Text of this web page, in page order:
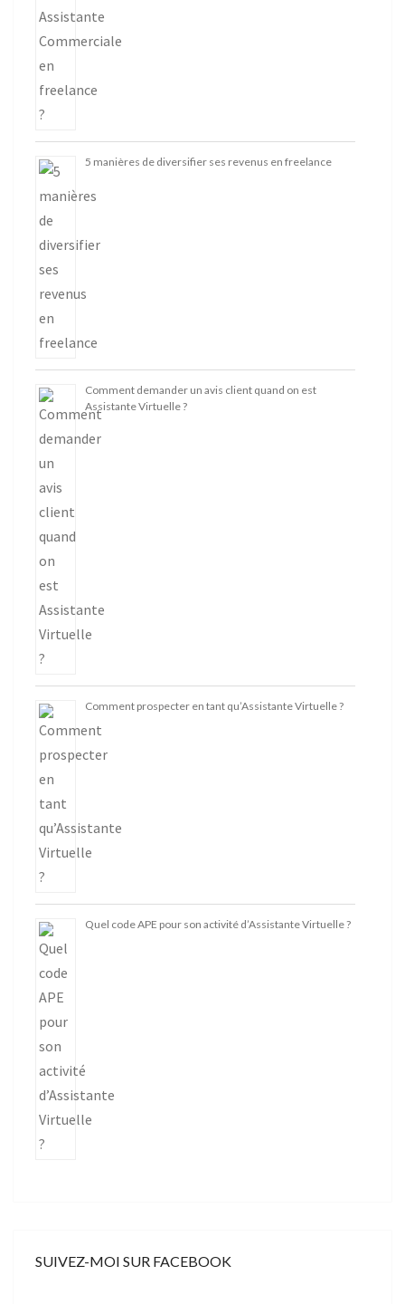
5 manières de diversifier ses revenus en freelance
Comment demander un avis client quand on est
Assistante Virtuelle ?
Comment prospecter en tant qu’Assistante Virtuelle ?
Quel code APE pour son activité d’Assistante Virtuelle ?
SUIVEZ-MOI SUR FACEBOOK